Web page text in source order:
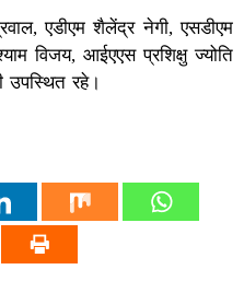
एडीएम शैलेंद्र नेगी, एसडीएम
विजय, आईएएस प्रशिक्षु ज्योति
उपस्थित रहे।